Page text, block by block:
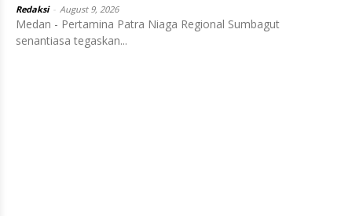
Redaksi August 9, 2026
Medan - Pertamina Patra Niaga Regional Sumbagut
senantiasa tegaskan...